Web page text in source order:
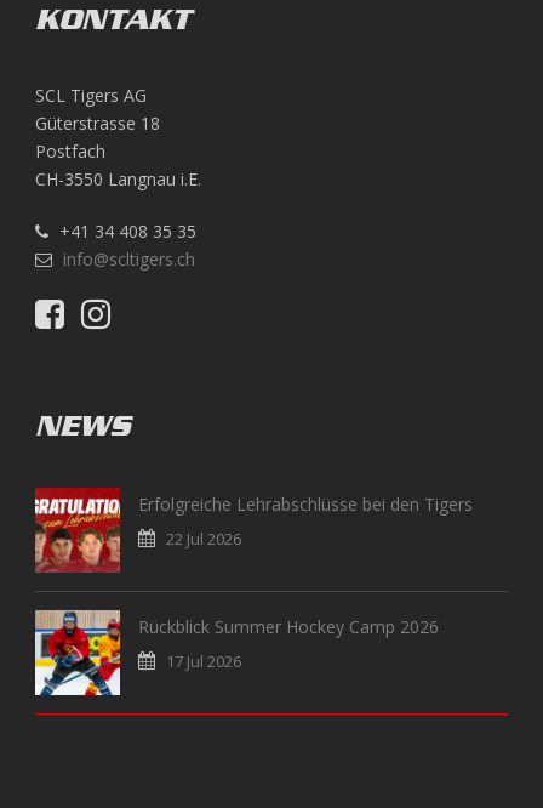
KONTAKT
SCL Tigers AG
Güterstrasse 18
Postfach
CH-3550 Langnau i.E.
+41 34 408 35 35
info@scltigers.ch
NEWS
Erfolgreiche Lehrabschlüsse bei den Tigers
22 Jul 2026
Rückblick Summer Hockey Camp 2026
17 Jul 2026